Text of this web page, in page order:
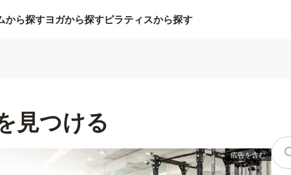
から探すヨガから探すピラティスから探す
見つける